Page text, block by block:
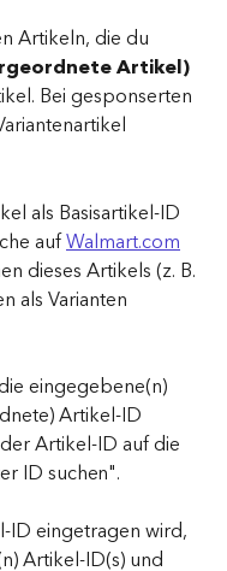
Artikeln, die du
Artikel)
Bei gesponserten
als Basisartikel-ID
auf Walmart.com
dieses Artikels (z. B.
als Varianten
eingegebene(n)
Artikel-ID
Artikel-ID auf die
ID suchen".
eingetragen wird,
Artikel-ID(s) und